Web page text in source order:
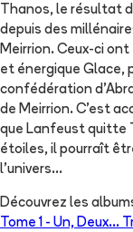
Thanos, le résultat
depuis des
Meirrion. Ceux-ci
et énergique Glace,
confédération
de Meirrion. C'est
que Lanfeust quitte
étoiles, il pourraît
l'univers...
Découvrez les
Tome 1 - Un, Deux...